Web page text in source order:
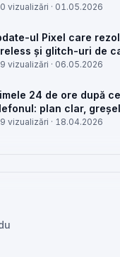
vizualizări · 01.05.2026
ul Pixel care
și glitch-uri de
service
vizualizări · 06.05.2026
24 de ore după
plan clar,
mai merită reparat
vizualizări · 18.04.2026